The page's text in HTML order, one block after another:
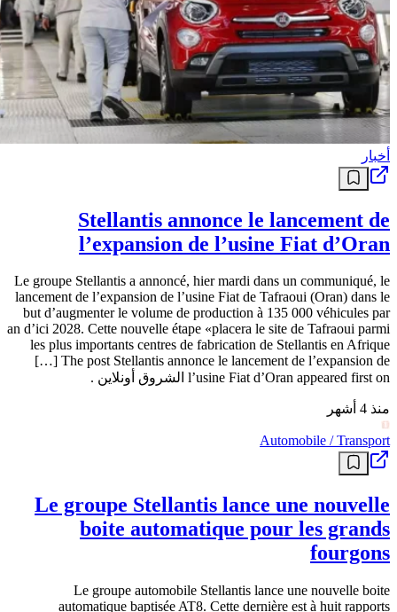
أخبار
Stellantis annonce le lancement de
l’expansion de l’usine Fiat d’Oran
Le groupe Stellantis a annoncé, hier mardi dans un communiqué, le
lancement de l’expansion de l’usine Fiat de Tafraoui (Oran) dans le
but d’augmenter le volume de production à 135 000 véhicules par
an d’ici 2028. Cette nouvelle étape «placera le site de Tafraoui parmi
les plus importants centres de fabrication de Stellantis en Afrique
[…] The post Stellantis annonce le lancement de l’expansion de
l’usine Fiat d’Oran appeared first on الشروق أونلاين .
منذ 4 أشهر
Automobile / Transport
Le groupe Stellantis lance une nouvelle
boite automatique pour les grands
fourgons
Le groupe automobile Stellantis lance une nouvelle boite
automatique baptisée AT8. Cette dernière est à huit rapports